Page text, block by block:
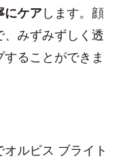
にケアします。顔
みずみずしく透
ることができま
ルビス ブライト